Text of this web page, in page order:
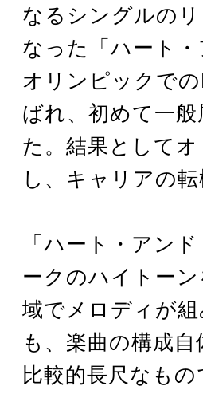
なるシングルの
なった「ハート
オリンピックで
ばれ、初めて一
た。結果として
し、キャリアの
「ハート・アン
ークのハイトー
域でメロディが
も、楽曲の構成
比較的長尺なも